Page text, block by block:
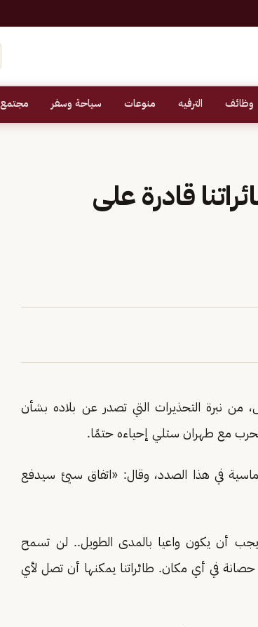
وظائف الترفيه منوعات سياحة وسفر مجتمع
قادرة على
من نبرة التحذيرات التي تصدر عن بلاده بشأن
مع طهران ستلي إحياءه حتمًا.
في هذا الصدد، وقال: «اتفاق سيئ سيدفع
أن يكون واعيا بالمدى الطويل.. لن تسمح
حصانة في أي مكان. طائراتنا يمكنها أن تصل لأي